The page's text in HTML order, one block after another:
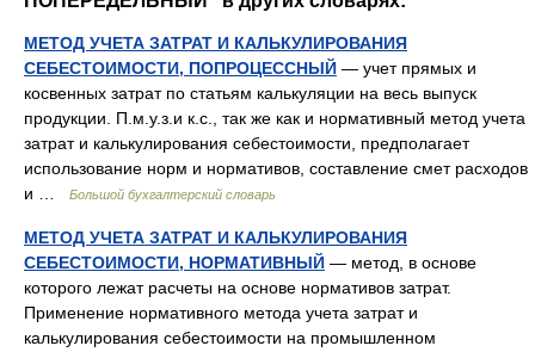
МЕТОД УЧЕТА ЗАТРАТ И КАЛЬКУЛИРОВАНИЯ
СЕБЕСТОИМОСТИ, ПОПРОЦЕССНЫЙ — учет прямых и
косвенных затрат по статьям калькуляции на весь выпуск
продукции. П.м.у.з.и к.с., так же как и нормативный метод учета
затрат и калькулирования себестоимости, предполагает
использование норм и нормативов, составление смет расходов
и …
Большой бухгалтерский словарь
МЕТОД УЧЕТА ЗАТРАТ И КАЛЬКУЛИРОВАНИЯ
СЕБЕСТОИМОСТИ, НОРМАТИВНЫЙ — метод, в основе
которого лежат расчеты на основе нормативов затрат.
Применение нормативного метода учета затрат и
калькулирования себестоимости на промышленном